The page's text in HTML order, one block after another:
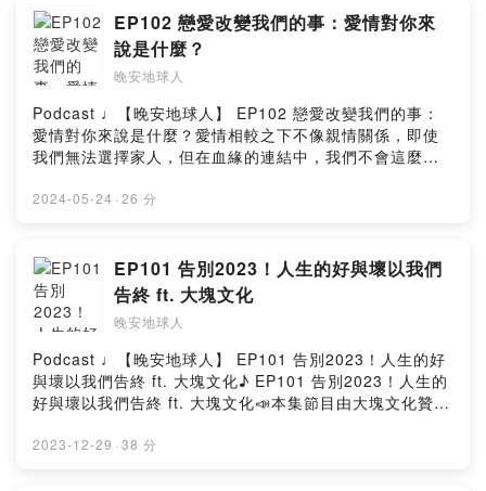
晚安雨庭，晚安傑西，
晚安，地球人。☾
【晚安地球人】 ◅
動畫 / XiaoTser曉池
錄音 / Rain雨庭
剪輯 / Rain雨庭
Facebook： https://www.facebook.com/wananplanet/
Instagram：
https://www.instagram.com/wananplanet/
Powered by Firstory Hosting
EP102 戀愛改變我們的事：愛情對你來
說是什麼？
晚安地球人
Podcast ♩【晚安地球人】 EP102 戀愛改變我們的事：
愛情對你來說是什麼？愛情相較之下不像親情關係，即使
我們無法選擇家人，但在血緣的連結中，我們不會這麼輕
繫也一樣安心；無緣話不投機、斷了關係也沒有那麼可
積攢下來的不合就像從懸崖落下的小石子，哪天把谷底下
的人砸得不想再忍了，也可以讓關係不堪一擊、甚至不需
要任何程序就可以提出放棄。因此我們汲汲營營，嘗試改
變對方和自己，努力鑿出迎合彼此的缺口，也許忽視了伴
隨而來的不堪、傷痛，其實也需要及時治癒。過程之中，
無論是鑿出缺口或治癒傷痛，都需要極大的力氣才能堅持
下去，然而那股力氣，就是愛情之於自我的意義。愛情對
你而言是什麼？找出其中答案，才能在磨合的過程中獲得
堅信的力氣、持續這段關係的一步一腳印。--📢太空人報告
2024-05-24 · 26 分
EP101 告別2023！人生的好與壞以我們
告終 ft. 大塊文化
晚安地球人
Podcast ♩【晚安地球人】 EP101 告別2023！人生的好
與壞以我們告終 ft. 大塊文化♪ EP101 告別2023！人生的
好與壞以我們告終 ft. 大塊文化📣本集節目由大塊文化贊助
文化👏）這一集由太空人來為大家介紹新書《以我們告
2023-12-29 · 38 分